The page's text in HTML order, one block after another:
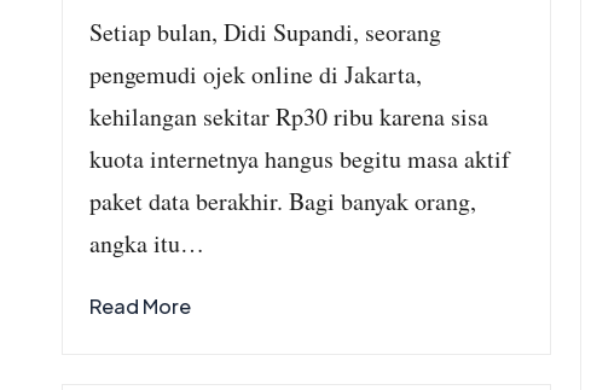
Setiap bulan, Didi Supandi, seorang
pengemudi ojek online di Jakarta,
kehilangan sekitar Rp30 ribu karena sisa
kuota internetnya hangus begitu masa aktif
paket data berakhir. Bagi banyak orang,
angka itu…
Read More